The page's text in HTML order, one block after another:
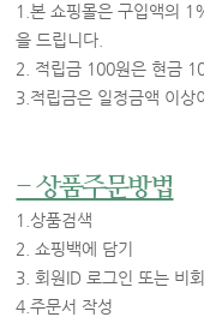
1.본 쇼핑몰은 구입액의
을 드립니다.
2. 적립금 100원은 현금
3.적립금은 일정금액 이상
- 상품주문방법
1.상품검색
2. 쇼핑백에 담기
3. 회원ID 로그인 또는 비
4.주문서 작성